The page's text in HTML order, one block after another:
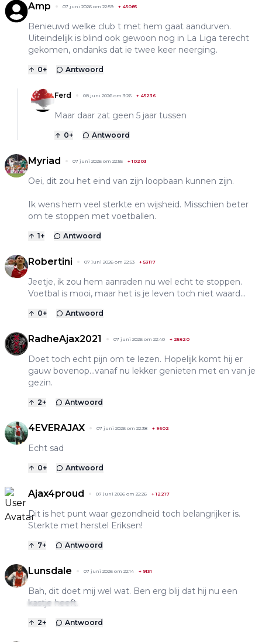
Amp 07 juni 2026 om 22:59 + 45085
Benieuwd welke club t met hem gaat aandurven.
Uiteindelijk is blind ook gewoon nog in La Liga terecht
gekomen, ondanks dat ie twee keer neerging.
0+ Antwoord
Ferd 08 juni 2026 om 3:26 + 45236
Maar daar zat geen 5 jaar tussen
0+ Antwoord
Myriad 07 juni 2026 om 22:55 +10203
Oei, dit zou het eind van zijn loopbaan kunnen zijn.
Ik wens hem veel sterkte en wijsheid. Misschien beter
om te stoppen met voetballen.
1+ Antwoord
Robertini 07 juni 2026 om 22:53 +53117
Jeetje, ik zou hem aanraden nu wel echt te stoppen.
Voetbal is mooi, maar het is je leven toch niet waard...
0+ Antwoord
RadheAjax2021 07 juni 2026 om 22:40 + 25620
Doet toch echt pijn om te lezen. Hopelijk komt hij er
gauw bovenop…vanaf nu lekker genieten met en van je
gezin.
2+ Antwoord
4EVERAJAX 07 juni 2026 om 22:38 + 9602
Echt sad
0+ Antwoord
Ajax4proud 07 juni 2026 om 22:26 +12217
Dit is het punt waar gezondheid toch belangrijker is.
Sterkte met herstel Eriksen!
7+ Antwoord
Lunsdale 07 juni 2026 om 22:14 + 9131
Bah, dit doet mij wel wat. Ben erg blij dat hij nu een
kastje heeft.
2+ Antwoord